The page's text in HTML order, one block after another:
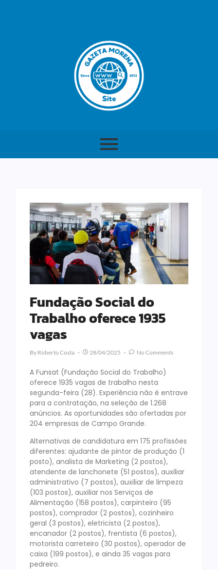
Fundação Social do
Trabalho oferece 1935
vagas
By Roberto Costa 28/04/2025 No Comments
A Funsat (Fundação Social do Trabalho)
oferece 1935 vagas de trabalho nesta
segunda-feira (28). Experiência não é entrave
para a contratação, na seleção de 1.268
anúncios. As oportunidades são ofertadas por
204 empresas de Campo Grande.
Alternativas de candidatura em 175 profissões
diferentes: ajudante de pintor de produção (1
posto), analista de Marketing (2 postos),
atendente de lanchonete (51 postos), auxiliar
administrativo (7 postos), auxiliar de limpeza
(103 postos), auxiliar nos Serviços de
Alimentação (158 postos), carpinteiro (95
postos), comprador (2 postos), cozinheiro
geral (3 postos), eletricista (2 postos),
encanador (2 postos), frentista (6 postos),
motorista carreteiro (30 postos), operador de
caixa (199 postos), e ainda 35 vagas para
pedreiro.